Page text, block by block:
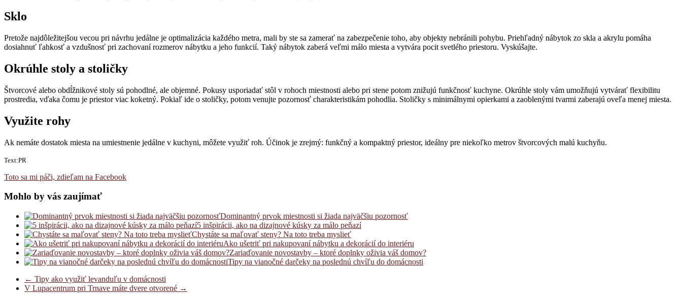
Sklo
Pretože najdôležitejšou vecou pri návrhu jedálne je optimalizácia každého metra, mali by ste sa zamerať na zabezpečenie toho, aby objekty nebránili pohybu. Priehľadný nábytok zo skla a akrylu pomáha
dosiahnuť ľahkosť a vzdušnosť pri zachovaní rozmerov nábytku a jeho funkcií. Taký nábytok zaberá veľmi málo miesta a vytvára pocit svetlého priestoru. Vyskúšajte.
Okrúhle stoly a stoličky
Štvorcové alebo obdĺžnikové stoly sú pohodlné, ale objemné. Pokusy usporiadať stôl v rohoch miestnosti alebo pri stene potom znižujú funkčnosť kuchyne. Okrúhle stoly vám umožňujú vytvárať flexibilitu
prostredia, vďaka čomu je priestor viac koketný. Pokiaľ ide o stoličky, potom venujte pozornosť charakteristikám pohodlia. Stoličky s minimálnymi opierkami a zaoblenými tvarmi zaberajú oveľa menej miesta.
Využite rohy
Ak nemáte dostatok miesta na umiestnenie jedálne v kuchyni, môžete využiť roh. Účinok je zrejmý: funkčný a kompaktný priestor, ideálny pre niekoľko metrov štvorcových malú kuchyňu.
Text:PR
Toto sa mi páči, zdieľam na Facebook
Mohlo by vás zaujímať
Dominantný prvok miestnosti si žiada najväčšiu pozornosť
5 inšpirácii, ako na dizajnové kúsky za málo peňazí
Chystáte sa maľovať steny? Na toto treba myslieť
Ako ušetriť pri nakupovaní nábytku a dekorácií do interiéru
Zariaďovanie novostavby – ktoré doplnky oživia váš domov?
Tipy na vianočné darčeky na poslednú chvíľu do domácnosti
← Tipy ako využiť levanduľu v domácnosti
V Lupacentrum pri Trnave máte dvere otvorené →